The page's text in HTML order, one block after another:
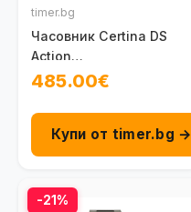
timer.bg
Часовник Certina DS
Action
C048.410.11.041.00
485.00€
Купи от timer.bg →
-21%